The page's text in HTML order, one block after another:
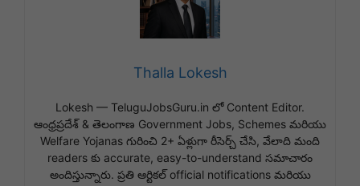
Thalla Lokesh
Lokesh — TeluguJobsGuru.in లో Content Editor.
ఆంధ్రప్రదేశ్ & తెలంగాణ Government Jobs, Schemes మరియు
Welfare Yojanas గురించి 2+ ఏళ్లుగా రీసెర్చ్ చేసి, వేలాది మంది
readers కు accurate, easy-to-understand సమాచారం
అందిస్తున్నారు. ప్రతి ఆర్టికల్ official notifications మరియు